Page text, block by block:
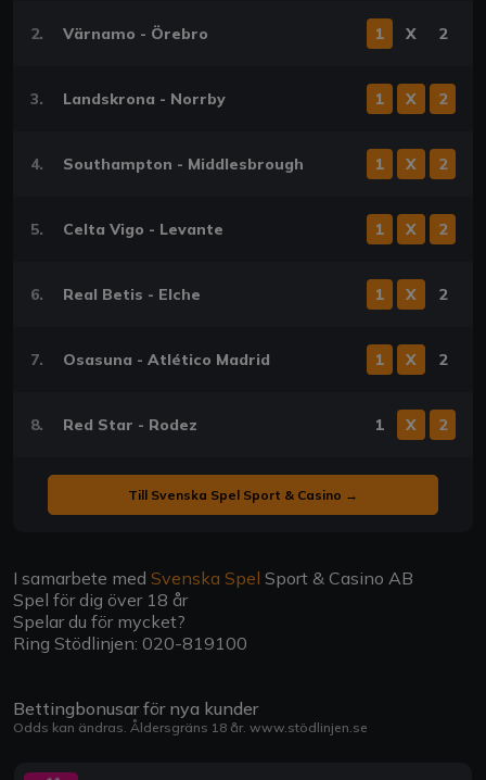
2. Värnamo - Örebro 1 X 2
3. Landskrona - Norrby 1 X 2
4. Southampton - Middlesbrough 1 X 2
5. Celta Vigo - Levante 1 X 2
6. Real Betis - Elche 1 X 2
7. Osasuna - Atlético Madrid 1 X 2
8. Red Star - Rodez 1 X 2
Till Svenska Spel Sport & Casino →
I samarbete med Svenska Spel Sport & Casino AB
Spel för dig över 18 år
Spelar du för mycket?
Ring Stödlinjen: 020-819100
Bettingbonusar för nya kunder
Odds kan ändras. Åldersgräns 18 år. www.stödlinjen.se